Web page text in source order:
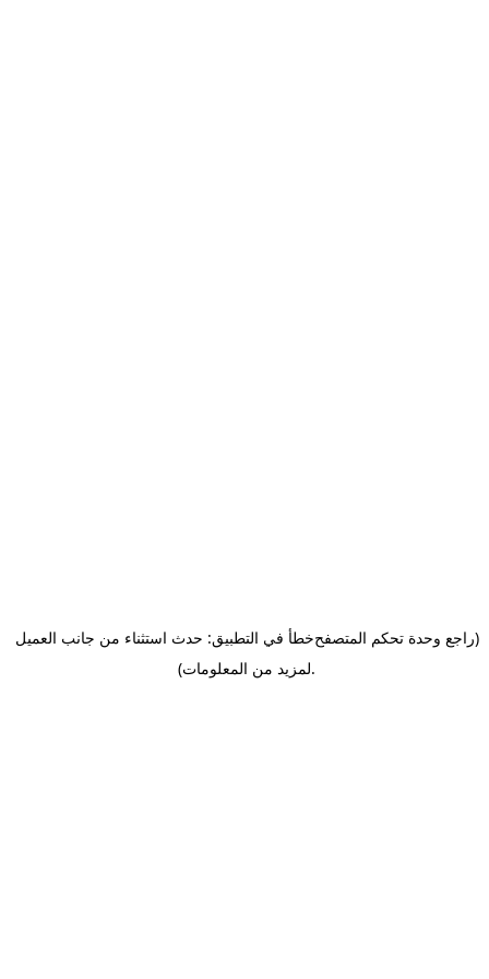
خطأ في التطبيق: حدث استثناء من جانب العميل(راجع وحدة تحكم المتصفح
لمزيد من المعلومات).